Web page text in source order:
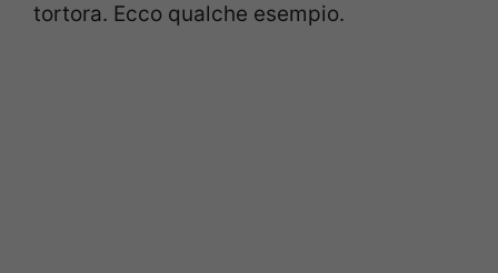
tortora. Ecco qualche esempio.